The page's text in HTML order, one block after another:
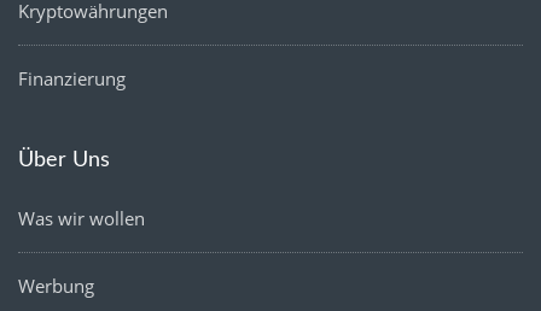
Kryptowährungen
Finanzierung
Über Uns
Was wir wollen
Werbung